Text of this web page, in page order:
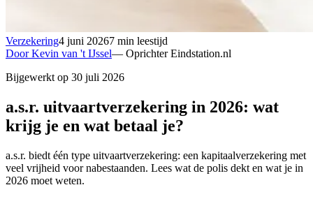
Verzekering4 juni 20267 min leestijd
Door Kevin van 't IJssel— Oprichter Eindstation.nl
Bijgewerkt op 30 juli 2026
a.s.r. uitvaartverzekering in 2026: wat
krijg je en wat betaal je?
a.s.r. biedt één type uitvaartverzekering: een kapitaalverzekering met
veel vrijheid voor nabestaanden. Lees wat de polis dekt en wat je in
2026 moet weten.